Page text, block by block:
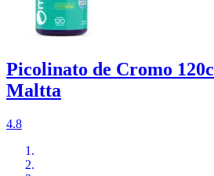
Picolinato de Cromo
Maltta
4.8